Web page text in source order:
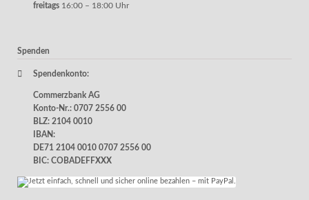
freitags 16:00 – 18:00 Uhr
Spenden
Spendenkonto:
Commerzbank AG
Konto-Nr.: 0707 2556 00
BLZ: 2104 0010
IBAN:
DE71 2104 0010 0707 2556 00
BIC: COBADEFFXXX